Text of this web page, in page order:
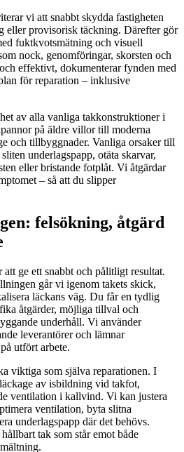
vi att snabbt skydda fastigheten
eller provisorisk täckning. Därefter gör
fuktkvotsmätning och visuell
nock, genomföringar, skorsten och
effektivt, dokumenterar fynden med
för reparation – inklusive
av alla vanliga takkonstruktioner i
på äldre villor till moderna
och tillbyggnader. Vanliga orsaker till
underlagspapp, otäta skarvar,
eller bristande fotplåt. Vi åtgärdar
– så att du slipper
felsökning, åtgärd
ge ett snabbt och pålitligt resultat.
går vi igenom takets skick,
läckans väg. Du får en tydlig
åtgärder, möjliga tillval och
underhåll. Vi använder
leverantörer och lämnar
utfört arbete.
viktiga som själva reparationen. I
av isbildning vid takfot,
ventilation i kallvind. Vi kan justera
ventilation, byta slitna
underlagspapp där det behövs.
tak som står emot både